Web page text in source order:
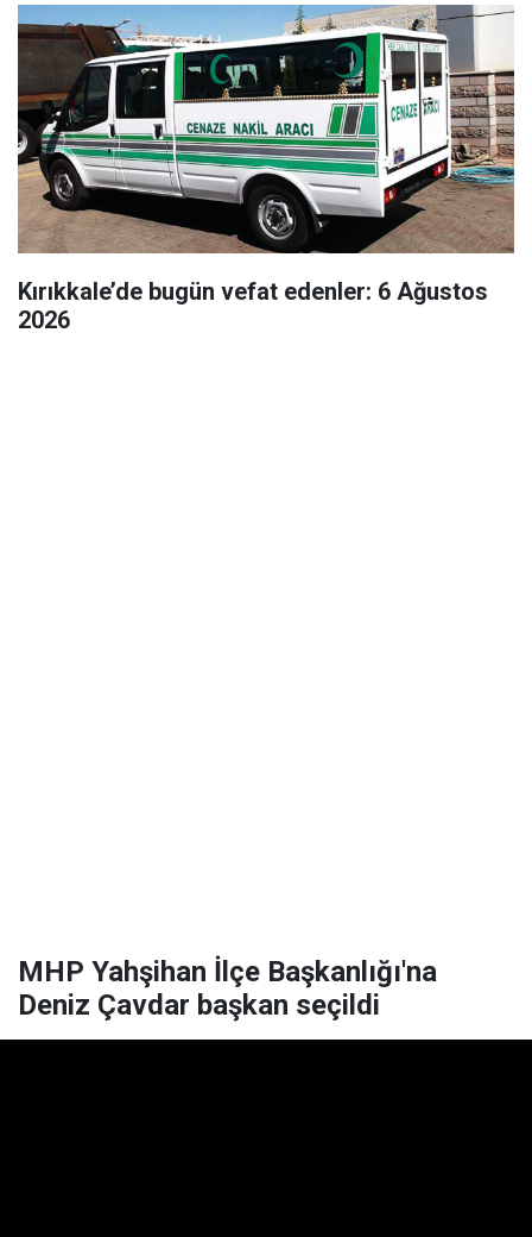
Kırıkkale’de bugün vefat edenler: 6 Ağustos
2026
MHP Yahşihan İlçe Başkanlığı'na
Deniz Çavdar başkan seçildi